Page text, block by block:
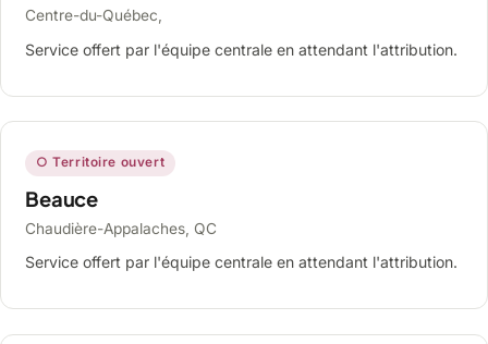
Centre-du-Québec,
Service offert par l'équipe centrale en attendant l'attribution.
○ Territoire ouvert
Beauce
Chaudière-Appalaches, QC
Service offert par l'équipe centrale en attendant l'attribution.